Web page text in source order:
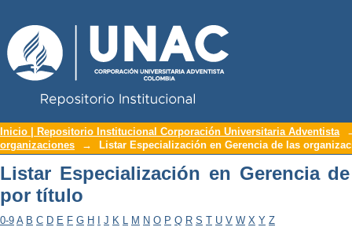
Listar Especialización en Gerencia de
Inicio | Repositorio Institucional Corporación Universitaria Adventista
organizaciones
→ Listar Especialización en Gerencia de las
Listar Especialización en Gerencia
por título
0-9 A B C D E F G H J K L M N O P Q R S T U V W X Y Z